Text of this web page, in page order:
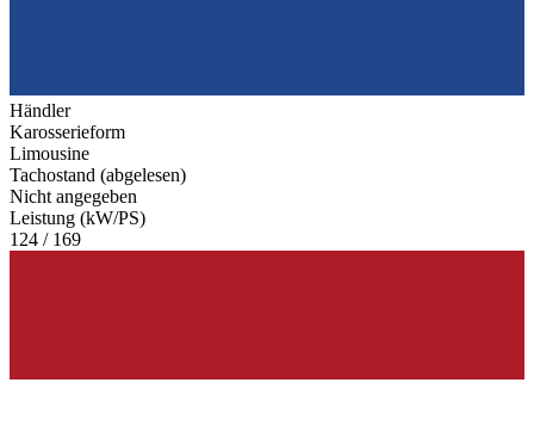
Händler
Karosserieform
Limousine
Tachostand (abgelesen)
Nicht angegeben
Leistung (kW/PS)
124 / 169